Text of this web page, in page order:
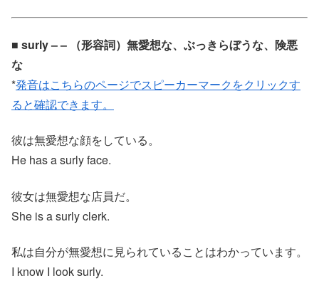
■ surly – – （形容詞）無愛想な、ぶっきらぼうな、険悪
な
*発音はこちらのページでスピーカーマークをクリックす
ると確認できます。
彼は無愛想な顔をしている。
He has a surly face.
彼女は無愛想な店員だ。
She is a surly clerk.
私は自分が無愛想に見られていることはわかっています。
I know I look surly.